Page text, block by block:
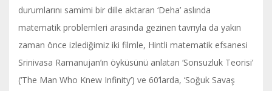
durumlarını samimi bir dille aktaran ‘Deha’ aslında
matematik problemleri arasında gezinen tavrıyla da yakın
zaman önce izlediğimiz iki filmle, Hintli matematik efsanesi
Srinivasa Ramanujan’ın öyküsünü anlatan ‘Sonsuzluk Teorisi’
(‘The Man Who Knew Infinity’) ve 60’larda, ‘Soğuk Savaş